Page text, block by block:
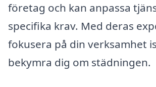
företag och kan anpassa
specifika krav. Med deras
fokusera på din verksamhet
bekymra dig om städningen.